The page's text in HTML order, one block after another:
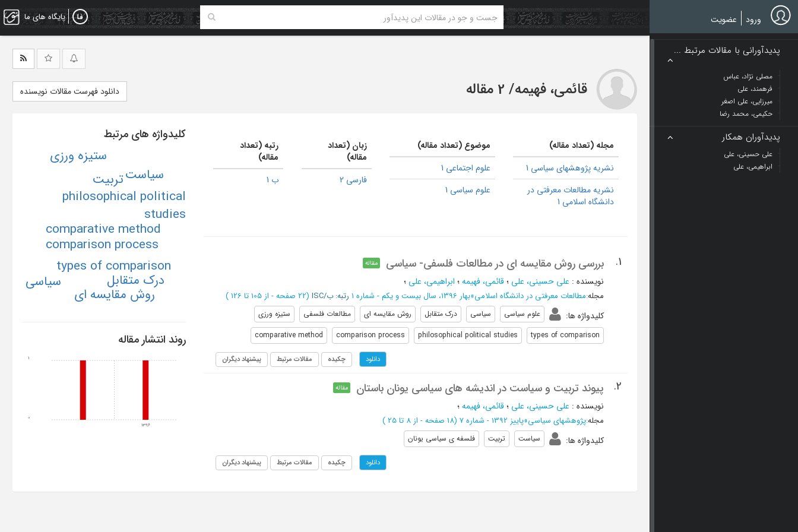
Skip
to
main
پایگاه های ما ورود عضویت
پدیدآورانی با مقالات مرتبط ...
مصلی نژاد، عباس
فرهمند، علی
میرزایی، علی اصغر
حکیمی، محمد رضا
پدیدآوران همکار
علی حسینی، علی
ابراهیمی، علی
قائمی، فهیمه/ 2 مقاله دانلود فهرست مقالات نویسنده
مجله (تعداد مقاله)
نشریه پژوهشهای سیاسی 1
نشریه مطالعات معرفتی در
دانشگاه اسلامی 1
موضوع (تعداد مقاله)
علوم اجتماعی 1
علوم سیاسی 1
زبان (تعداد
مقاله)
فارسی 2
رتبه (تعداد
مقاله)
ب 1
1. بررسی روش مقایسه ای در مطالعات فلسفی- سیاسی مقاله
نویسنده : علی حسینی، علی ؛قائمی، فهیمه؛ ابراهیمی، علی ؛
مجله:مطالعات معرفتی در دانشگاه اسلامی»بهار 1396، سال بیست و یکم - شماره 1 رتبه: ب/ISC (‎22 صفحه - از 105 تا 126 )
کلیدواژه ها: علوم سیاسی سیاسی درک متقابل روش مقایسه ای مطالعات فلسفی
ستیزه ورزی
types of comparison
philosophical political studies
comparison process
comparative method
دانلود چکیده مقالات مرتبط پیشنهاد دیگران
2. پیوند تربیت و سیاست در اندیشه های سیاسی یونان باستان مقاله
نویسنده : علی حسینی، علی ؛قائمی، فهیمه؛
مجله:پژوهشهای سیاسی»پاییز 1392 - شماره 7 (‎18 صفحه - از 8 تا 25 )
کلیدواژه ها: سیاست تربیت فلسفه ی سیاسی یونان
دانلود چکیده مقالات مرتبط پیشنهاد دیگران
کلیدواژه های مرتبط
comparative method
comparison process
philosophical political
studies
types of comparison
تربیت
درک متقابل
روش مقایسه ای
ستیزه ورزی
سیاست
سیاسی
روند انتشار مقاله
1396
0
1